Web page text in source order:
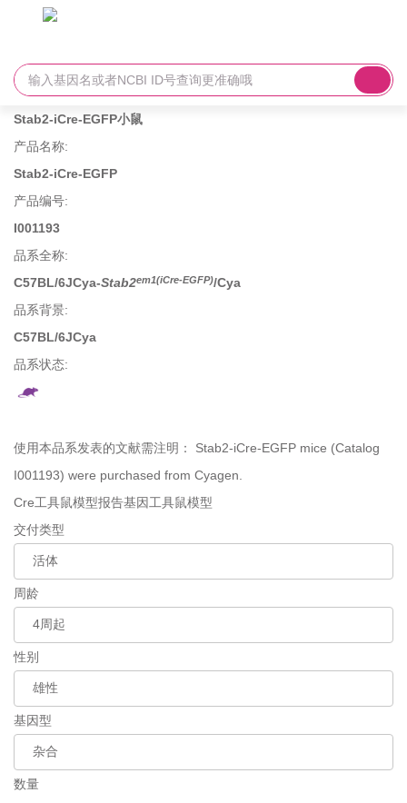
Stab2-iCre-EGFP小鼠
产品名称:
Stab2-iCre-EGFP
产品编号:
I001193
品系全称:
C57BL/6JCya-Stab2em1(iCre-EGFP)/Cya
品系背景:
C57BL/6JCya
品系状态:
使用本品系发表的文献需注明： Stab2-iCre-EGFP mice (Catalog
I001193) were purchased from Cyagen.
Cre工具鼠模型报告基因工具鼠模型
交付类型
周龄
性别
基因型
数量